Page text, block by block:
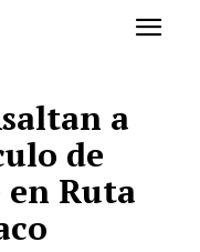
a
de
en Ruta